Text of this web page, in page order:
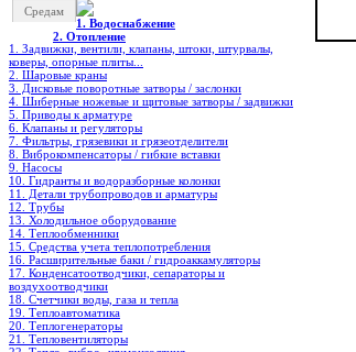
Средам
1. Водоснабжение
2. Отопление
1. Задвижки, вентили, клапаны, штоки, штурвалы,
коверы, опорные плиты...
2. Шаровые краны
3. Дисковые поворотные затворы / заслонки
4. Шиберные ножевые и щитовые затворы / задвижки
5. Приводы к арматуре
6. Клапаны и регуляторы
7. Фильтры, грязевики и грязеотделители
8. Виброкомпенсаторы / гибкие вставки
9. Насосы
10. Гидранты и водоразборные колонки
11. Детали трубопроводов и арматуры
12. Трубы
13. Холодильное oборудование
14. Теплообменники
15. Средства учета теплопотребления
16. Расширительные баки / гидроаккамуляторы
17. Конденсатоотводчики, сепараторы и
воздухоотводчики
18. Счетчики воды, газа и тепла
19. Теплоавтоматика
20. Теплогенераторы
21. Тепловентиляторы